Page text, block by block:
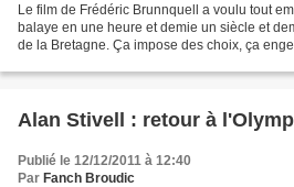
Le film de Frédéric Brunnquell a voulu tout
balaye en une heure et demie un siècle et
de la Bretagne. Ça impose des choix, ça
Alan Stivell : retour à
Publié le 12/12/2011 à 12:40
Par Fanch Broudic